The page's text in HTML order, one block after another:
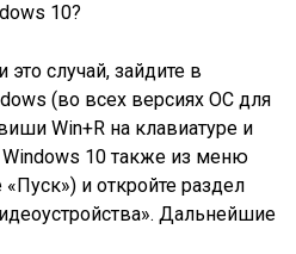
10?
случай, зайдите в
(во всех версиях ОС для
Win+R на клавиатуре и
Windows 10 также из меню
и откройте раздел
Дальнейшие